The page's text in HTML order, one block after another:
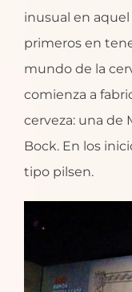
inusual en
primeros en
mundo de la
comienza a
cerveza: una de
Bock. En los
tipo pilsen.